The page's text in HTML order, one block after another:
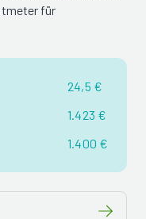
für
24,5 €
1.423 €
1.400 €